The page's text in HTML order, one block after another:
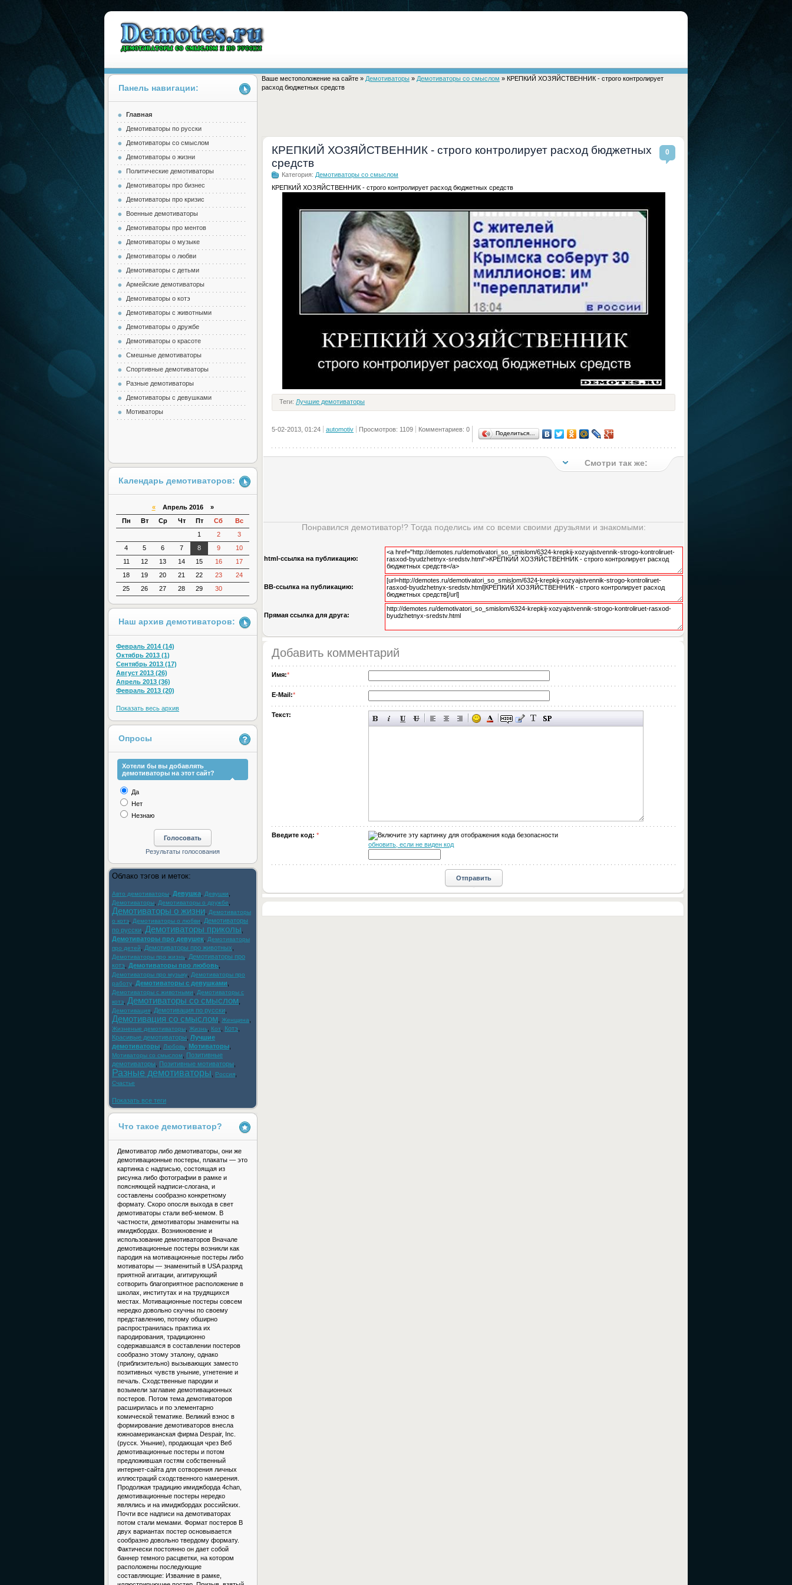
Demotes.ru
Ваше местоположение на сайте » Демотиваторы » Демотиваторы со смыслом » КРЕПКИЙ ХОЗЯЙСТВЕННИК - строго контролирует
расход бюджетных средств
0
КРЕПКИЙ ХОЗЯЙСТВЕННИК - строго контролирует расход бюджетных
средств
Категория: Демотиваторы со смыслом
КРЕПКИЙ ХОЗЯЙСТВЕННИК - строго контролирует расход бюджетных средств
Теги: Лучшие демотиваторы
5-02-2013, 01:24 automotiv Просмотров: 1109 Комментариев: 0
Поделиться…
Смотри так же:
Понравился демотиватор!? Тогда поделись им со всеми своими друзьями и знакомыми:
html-cсылка на публикацию:
BB-cсылка на публикацию:
Прямая ссылка для друга:
Добавить комментарий
Имя:*
E-Mail:*
Текст:
Введите код: *
обновить, если не виден код
Панель навигации:
Главная
Демотиваторы по русски
Демотиваторы со смыслом
Демотиваторы о жизни
Политические демотиваторы
Демотиваторы про бизнес
Демотиваторы про кризис
Военные демотиваторы
Демотиваторы про ментов
Демотиваторы о музыке
Демотиваторы о любви
Демотиваторы с детьми
Армейские демотиваторы
Демотиваторы о котэ
Демотиваторы с животными
Демотиваторы о дружбе
Демотиваторы о красоте
Смешные демотиваторы
Спортивные демотиваторы
Разные демотиваторы
Демотиваторы с девушками
Мотиваторы
Календарь демотиваторов:
«Апрель 2016 »
Пн
Вт Ср Чт Пт Сб
Вс
1
2
3
4
5 6 7 8 9
10
11
12 13 14 15 16
17
18
19 20 21 22 23
24
25
26 27 28 29 30
Наш архив демотиваторов:
Февраль 2014 (14)
Октябрь 2013 (1)
Сентябрь 2013 (17)
Август 2013 (26)
Апрель 2013 (36)
Февраль 2013 (20)
Показать весь архив
Опросы
Хотели бы вы добавлять
демотиваторы на этот сайт?
Да
Нет
Незнаю
Облако тэгов и меток:
Авто демотиваторы Девушка Девушки
Демотиваторы Демотиваторы о дружбе
Демотиваторы о жизни
Демотиваторы
о котэ
Демотиваторы о любви
Демотиваторы
по русски Демотиваторы приколы
Демотиваторы про девушек
Демотиваторы
про детей
Демотиваторы про животных
Демотиваторы про жизнь
Демотиваторы про
котэ
Демотиваторы про любовь
Демотиваторы про музыку
Демотиваторы про
работу
Демотиваторы с девушками
Демотиваторы с животными
Демотиваторы с
котэ
Демотиваторы со смыслом
Демотивация Демотивация по русски
Демотивация со смыслом Женщина
Жизненые демотиваторы Жизнь Кот Котэ
Красивые демотиваторы Лучшие
демотиваторы
Любовь Мотиваторы
Мотиваторы со смыслом
Позитивные
демотиваторы
Позитивные мотиваторы
Разные демотиваторы Россия
Счастье
Показать все теги
Что такое демотиватор?
Демотиватор либо демотиваторы, они же
демотивационные постеры, плакаты — это
картинка с надписью, состоящая из
рисунка либо фотографии в рамке и
поясняющей надписи-слогана, и
составлены сообразно конкретному
формату. Скоро опосля выхода в свет
демотиваторы стали веб-мемом. В
частности, демотиваторы знамениты на
имиджбордах. Возникновение и
использование демотиваторов Вначале
демотивационные постеры возникли как
пародия на мотивационные постеры либо
мотиваторы — знаменитый в USA разряд
приятной агитации, агитирующий
сотворить благоприятное расположение в
школах, институтах и на трудящихся
местах. Мотивационные постеры совсем
нередко довольно скучны по своему
представлению, потому обширно
распространилась практика их
пародирования, традиционно
содержавшаяся в составлении постеров
сообразно этому эталону, однако
(приблизительно) вызывающих заместо
позитивных чувств уныние, угнетение и
печаль. Сходственные пародии и
возымели заглавие демотивационных
постеров. Потом тема демотиваторов
расширилась и по элементарно
комической тематике. Великий взнос в
формирование демотиваторов внесла
южноамериканская фирма Despair, Inc.
(русск. Уныние), продающая чрез Веб
демотивационные постеры и потом
предложившая гостям собственный
интернет-сайта для сотворения личных
иллюстраций сходственного намерения.
Продолжая традицию имиджборда 4chan,
демотивационные постеры нередко
являлись и на имиджбордах российских.
Почти все надписи на демотиваторах
потом стали мемами. Формат постеров В
двух вариантах постер основывается
сообразно довольно твердому формату.
Фактически постоянно он дает собой
баннер темного расцветки, на котором
расположены последующие
составляющие: Изваяние в рамке,